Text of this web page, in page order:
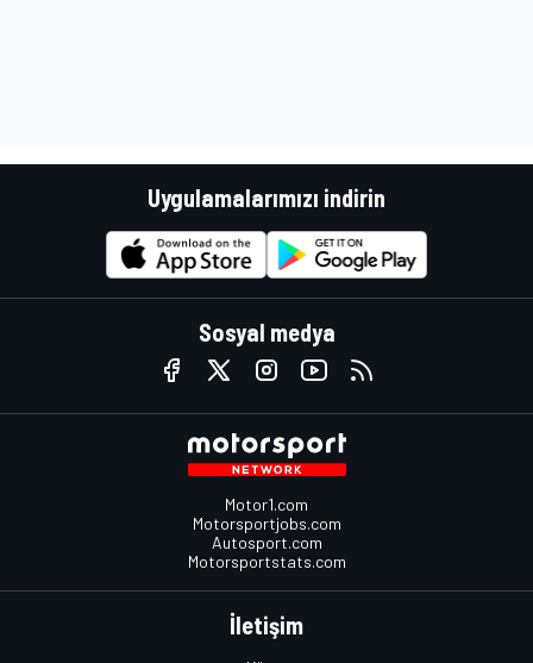
Uygulamalarımızı indirin
Sosyal medya
Motor1.com
Motorsportjobs.com
Autosport.com
Motorsportstats.com
İletişim